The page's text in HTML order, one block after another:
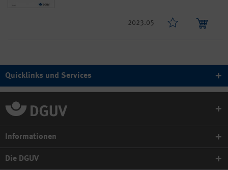
2023.05
Quicklinks und Services
Informationen
Die DGUV